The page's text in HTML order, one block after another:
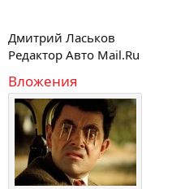
Дмитрий Ласьков
Редактор Авто Mail.Ru
Вложения